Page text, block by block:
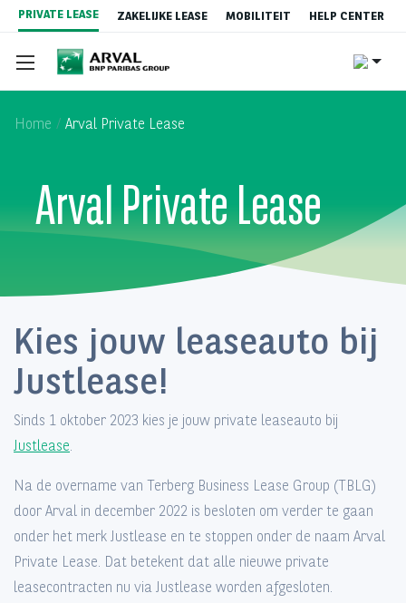
Overslaan
naar
gaan
PRIVATE LEASE ZAKELIJKE LEASE MOBILITEIT HELP CENTER
Aanbod
Home Arval Private Lease
Arval Private Lease
Kies jouw leaseauto bij
Justlease!
Sinds 1 oktober 2023 kies je jouw private leaseauto bij
Justlease.
Na de overname van Terberg Business Lease Group (TBLG)
door Arval in december 2022 is besloten om verder te gaan
onder het merk Justlease en te stoppen onder de naam Arval
Private Lease. Dat betekent dat alle nieuwe private
leasecontracten nu via Justlease worden afgesloten.